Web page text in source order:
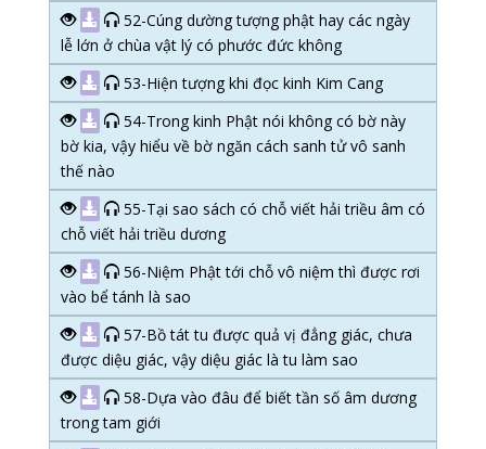
52-Cúng dường tượng phật hay các ngày
lễ lớn ở chùa vật lý có phước đức không
53-Hiện tượng khi đọc kinh Kim Cang
54-Trong kinh Phật nói không có bờ này
bờ kia, vậy hiểu về bờ ngăn cách sanh tử vô sanh
thế nào
55-Tại sao sách có chỗ viết hải triều âm có
chỗ viết hải triều dương
56-Niệm Phật tới chỗ vô niệm thì được rơi
vào bể tánh là sao
57-Bồ tát tu được quả vị đẳng giác, chưa
được diệu giác, vậy diệu giác là tu làm sao
58-Dựa vào đâu để biết tần số âm dương
trong tam giới